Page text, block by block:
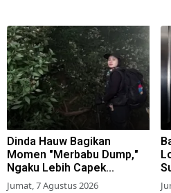
Dinda Hauw Bagikan
Momen "Merbabu Dump,"
Ngaku Lebih Capek
Dibanding Gunung Sumbing
Jumat, 7 Agustus 2026